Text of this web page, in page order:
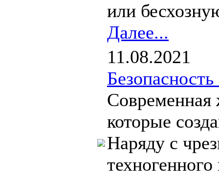
или
Далее...
11.08.2021
Современная
которые
Наряду с